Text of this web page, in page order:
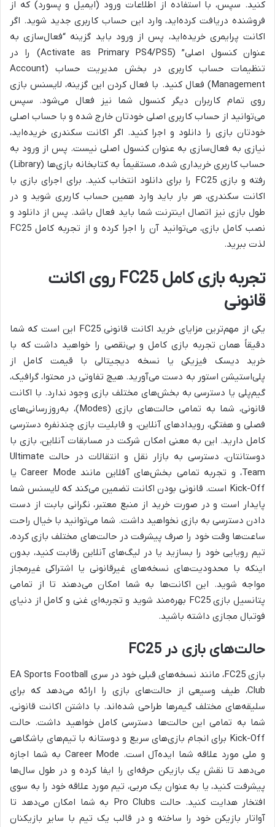
کنید. سپس، با استفاده از اطلاعات ورود (ایمیل و پسورد) که از
فروشنده دریافت کرده‌اید، وارد این حساب کاربری جدید شوید. اگر
اکانت پرایمری خریده‌اید، پس از ورود باید گزینه “فعال‌سازی به
عنوان کنسول اصلی” (Activate as Primary PS4/PS5) را در
تنظیمات حساب کاربری در بخش مدیریت حساب (Account
Management) فعال کنید. با فعال کردن این گزینه، لایسنس بازی
روی تمام کاربران دیگر کنسول شما نیز فعال می‌شود. سپس
می‌توانید از حساب کاربری اصلی خودتان خارج شده و با حساب اصلی
خودتان بازی را دانلود و اجرا کنید. اگر اکانت سکندری خریده‌اید،
نیازی به فعال‌سازی به عنوان کنسول اصلی نیست. پس از ورود به
حساب کاربری خریداری شده، مستقیماً به کتابخانه بازی‌ها (Library)
رفته و بازی FC25 را برای دانلود انتخاب کنید. برای اجرای بازی با
اکانت سکندری، هر بار باید وارد همین حساب کاربری شوید و در
طول بازی نیز اتصال اینترنت شما باید فعال باشد. پس از دانلود و
نصب کامل بازی، می‌توانید آن را اجرا کرده و از تجربه کامل FC25
لذت ببرید.
تجربه بازی کامل FC25 روی اکانت
قانونی
یکی از مهم‌ترین مزایای خرید اکانت قانونی FC25 این است که شما
دقیقاً همان تجربه بازی کامل و بی‌نقصی را خواهید داشت که با
خرید دیسک فیزیکی یا نسخه دیجیتالی با قیمت کامل از
پلی‌استیشن استور به دست می‌آورید. هیچ تفاوتی در محتوا، گرافیک،
گیم‌پلی یا دسترسی به بخش‌های مختلف بازی وجود ندارد. با اکانت
قانونی، شما به تمامی حالت‌های بازی (Modes)، به‌روزرسانی‌های
فصلی و هفتگی، رویدادهای آنلاین، و قابلیت بازی چندنفره دسترسی
کامل دارید. این به معنی امکان شرکت در مسابقات آنلاین، بازی با
دوستانتان، دسترسی به بازار نقل و انتقالات در حالت Ultimate
Team، و تجربه تمامی بخش‌های آفلاین مانند Career Mode یا
Kick-Off است. قانونی بودن اکانت تضمین می‌کند که لایسنس شما
پایدار است و در صورت خرید از منبع معتبر، نگرانی بابت از دست
دادن دسترسی به بازی نخواهید داشت. شما می‌توانید با خیال راحت
ساعت‌ها وقت خود را صرف پیشرفت در حالت‌های مختلف بازی کرده،
تیم رویایی خود را بسازید یا در لیگ‌های آنلاین رقابت کنید، بدون
اینکه با محدودیت‌های نسخه‌های غیرقانونی یا اشتراکی غیرمجاز
مواجه شوید. این اکانت‌ها به شما امکان می‌دهند تا از تمامی
پتانسیل بازی FC25 بهره‌مند شوید و تجربه‌ای غنی و کامل از دنیای
فوتبال مجازی داشته باشید.
حالت‌های بازی در FC25
بازی FC25، مانند نسخه‌های قبلی خود در سری EA Sports Football
Club، طیف وسیعی از حالت‌های بازی را ارائه می‌دهد که برای
سلیقه‌های مختلف گیمرها طراحی شده‌اند. با داشتن اکانت قانونی،
شما به تمامی این حالت‌ها دسترسی کامل خواهید داشت. حالت
Kick-Off برای انجام بازی‌های سریع و دوستانه با تیم‌های باشگاهی
و ملی مورد علاقه شما ایده‌آل است. Career Mode به شما اجازه
می‌دهد تا نقش یک بازیکن حرفه‌ای را ایفا کرده و در طول سال‌ها
پیشرفت کنید، یا به عنوان یک مربی، تیم مورد علاقه خود را به سوی
افتخار هدایت کنید. حالت Pro Clubs به شما امکان می‌دهد تا
آواتار بازیکن خود را ساخته و در قالب یک تیم با سایر بازیکنان